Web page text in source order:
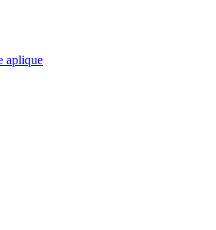
aplique